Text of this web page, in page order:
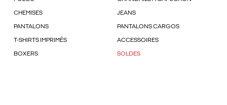
CHEMISES JEANS
PANTALONS PANTALONS CARGOS
T-SHIRTS IMPRIMÉS ACCESSOIRES
BOXERS SOLDES